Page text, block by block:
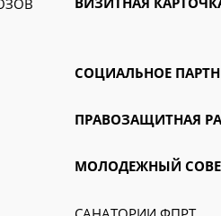
СОЦИАЛЬНОЕ
ПРАВОЗАЩИТНАЯ
МОЛОДЕЖНЫЙ